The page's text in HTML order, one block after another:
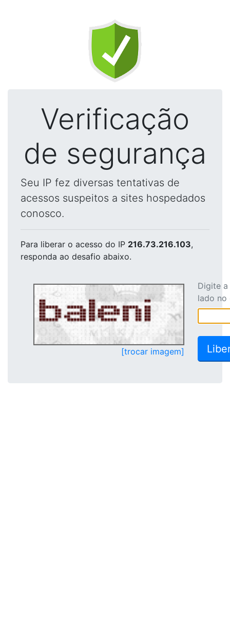
Verificação
de segurança
Seu IP fez diversas tentativas de
acessos suspeitos a sites hospedados
conosco.
Para liberar o acesso do IP 216.73.216.103,
responda ao desafio abaixo.
[trocar imagem]
Digite
lado no